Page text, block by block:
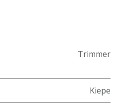
Trimmer
Kiepe